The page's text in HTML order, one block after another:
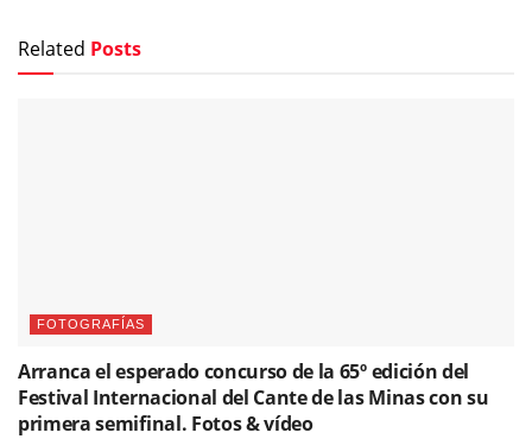
Related Posts
FOTOGRAFÍAS
Arranca el esperado concurso de la 65º edición del
Festival Internacional del Cante de las Minas con su
primera semifinal. Fotos & vídeo